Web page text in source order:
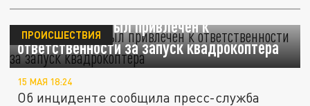
Кемеровчанин был привлечен к
ответственности за запуск квадрокоптера
ПРОИСШЕСТВИЯ
15 МАЯ 18:24
Об инциденте сообщила пресс-служба